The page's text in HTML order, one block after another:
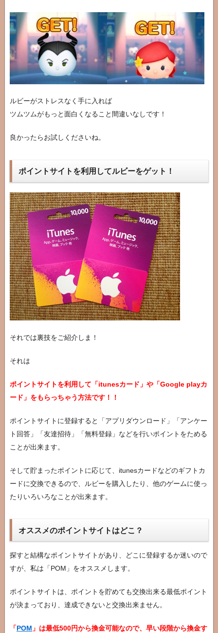
ルビーがストレスなく手に入れば
ツムツムがもっと面白くなること間違いなしです！
良かったらお試しくださいね。
ポイントサイトを利用してルビーをゲット！
それでは裏技をご紹介しま！
それは
ポイントサイトを利用して「itunesカード」や「Google playカ
ード」をもらっちゃう方法です！！
ポイントサイトに登録すると「アプリダウンロード」「アンケー
ト回答」「友達招待」「無料登録」などを行いポイントをためる
ことが出来ます。
そして貯まったポイントに応じて、itunesカードなどのギフトカ
ードに交換できるので、ルビーを購入したり、他のゲームに使っ
たりいろいろなことが出来ます。
オススメのポイントサイトはどこ？
探すと結構なポイントサイトがあり、どこに登録するか迷いので
すが、私は「POM」をオススメします。
ポイントサイトは、ポイントを貯めても交換出来る最低ポイント
が決まっており、達成できないと交換出来ません。
「POM 」は最低500円から換金可能なので、早い段階から換金す